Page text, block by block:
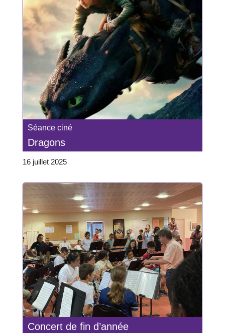
Séance ciné
Dragons
16 juillet 2025
Concert de fin d’année